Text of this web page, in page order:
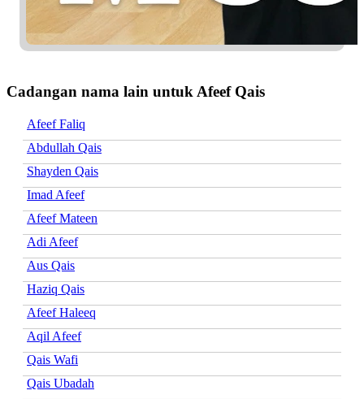
Cadangan nama lain untuk Afeef Qais
Afeef Faliq
Abdullah Qais
Shayden Qais
Imad Afeef
Afeef Mateen
Adi Afeef
Aus Qais
Haziq Qais
Afeef Haleeq
Aqil Afeef
Qais Wafi
Qais Ubadah